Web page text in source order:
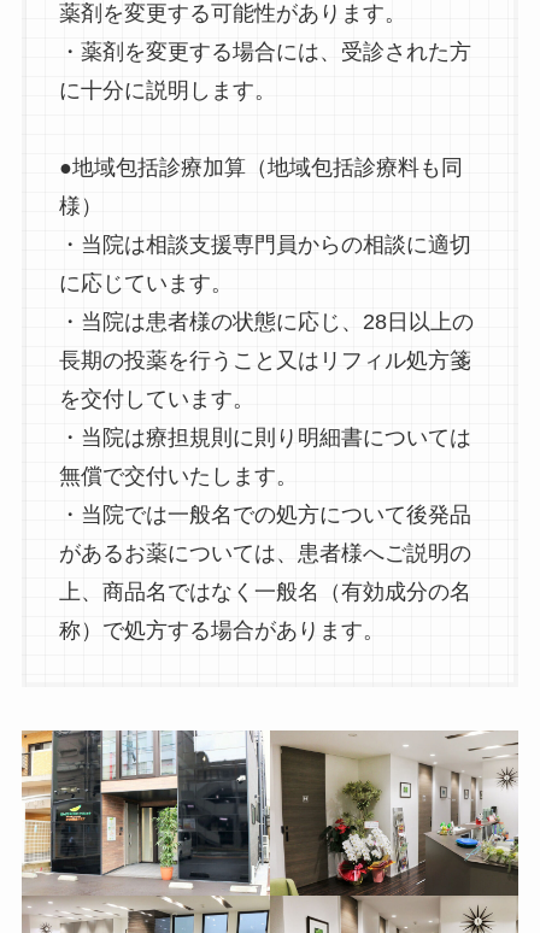
薬剤を変更する可能性があります。
・薬剤を変更する場合には、受診された方
に十分に説明します。
●地域包括診療加算（地域包括診療料も同
様）
・当院は相談支援専門員からの相談に適切
に応じています。
・当院は患者様の状態に応じ、28日以上の
長期の投薬を行うこと又はリフィル処方箋
を交付しています。
・当院は療担規則に則り明細書については
無償で交付いたします。
・当院では一般名での処方について後発品
があるお薬については、患者様へご説明の
上、商品名ではなく一般名（有効成分の名
称）で処方する場合があります。